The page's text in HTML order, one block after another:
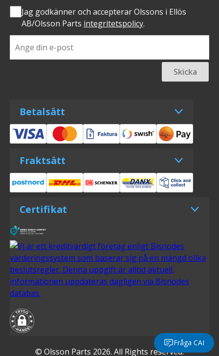
Jag godkänner och accepterar Olssons i Ellös
AB/Olsson Parts integritetspolicy.
Skicka
Betalsätt
Fraktsätt
Certifikat
© Olsson Parts 2026. All Rights reserved.
Fråga CAI